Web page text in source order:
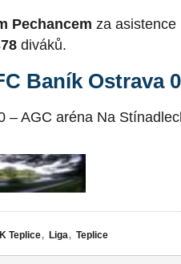
Pechancem za asistence
diváků.
Baník Ostrava
– AGC aréna Na
Teplice, Liga, Teplice